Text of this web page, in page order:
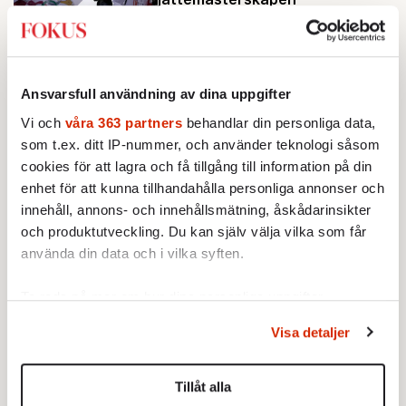
Ansvarsfull användning av dina uppgifter
Vi och våra 363 partners behandlar din personliga data,
som t.ex. ditt IP-nummer, och använder teknologi såsom
cookies för att lagra och få tillgång till information på din
enhet för att kunna tillhandahålla personliga annonser och
innehåll, annons- och innehållsmätning, åskådarinsikter
och produktutveckling. Du kan själv välja vilka som får
använda din data och i vilka syften.
Ta reda på mer om hur dina personliga uppgifter
Du kan ändra eller dra tillbaka ditt samtycke när som
helst från cookie-förklaringen.
Visa detaljer
Tillåt alla
Ladda fler
1.Bitte Assarmo:Sagan om den lågbegåvade
ursprungsbefolkningen i Filipstad